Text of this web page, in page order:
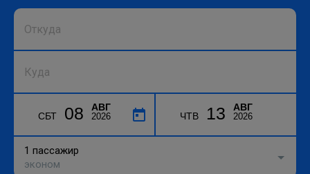
СБТ 08 АВГ
2026 ЧТВ 13 АВГ
2026
1 пассажир
эконом